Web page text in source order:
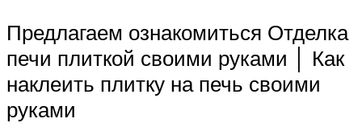
Предлагаем ознакомиться Отделка
печи плиткой своими руками │ Как
наклеить плитку на печь своими
руками